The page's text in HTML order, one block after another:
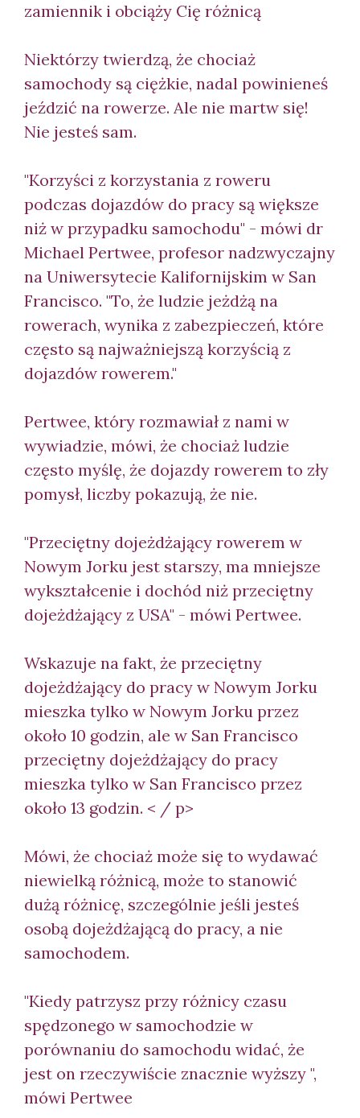
zamiennik i obciąży Cię różnicą
Niektórzy twierdzą, że chociaż
samochody są ciężkie, nadal powinieneś
jeździć na rowerze. Ale nie martw się!
Nie jesteś sam.
"Korzyści z korzystania z roweru
podczas dojazdów do pracy są większe
niż w przypadku samochodu" - mówi dr
Michael Pertwee, profesor nadzwyczajny
na Uniwersytecie Kalifornijskim w San
Francisco. "To, że ludzie jeżdżą na
rowerach, wynika z zabezpieczeń, które
często są najważniejszą korzyścią z
dojazdów rowerem."
Pertwee, który rozmawiał z nami w
wywiadzie, mówi, że chociaż ludzie
często myślę, że dojazdy rowerem to zły
pomysł, liczby pokazują, że nie.
"Przeciętny dojeżdżający rowerem w
Nowym Jorku jest starszy, ma mniejsze
wykształcenie i dochód niż przeciętny
dojeżdżający z USA" - mówi Pertwee.
Wskazuje na fakt, że przeciętny
dojeżdżający do pracy w Nowym Jorku
mieszka tylko w Nowym Jorku przez
około 10 godzin, ale w San Francisco
przeciętny dojeżdżający do pracy
mieszka tylko w San Francisco przez
około 13 godzin. < / p>
Mówi, że chociaż może się to wydawać
niewielką różnicą, może to stanowić
dużą różnicę, szczególnie jeśli jesteś
osobą dojeżdżającą do pracy, a nie
samochodem.
"Kiedy patrzysz przy różnicy czasu
spędzonego w samochodzie w
porównaniu do samochodu widać, że
jest on rzeczywiście znacznie wyższy ",
mówi Pertwee